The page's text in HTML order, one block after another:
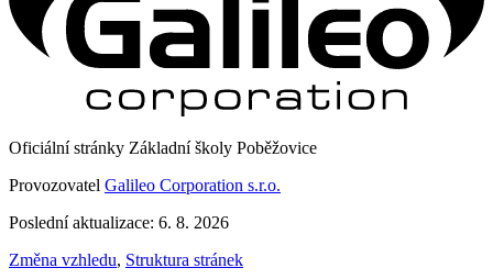
Oficiální stránky Základní školy Poběžovice
Provozovatel Galileo Corporation s.r.o.
Poslední aktualizace: 6. 8. 2026
Změna vzhledu, Struktura stránek